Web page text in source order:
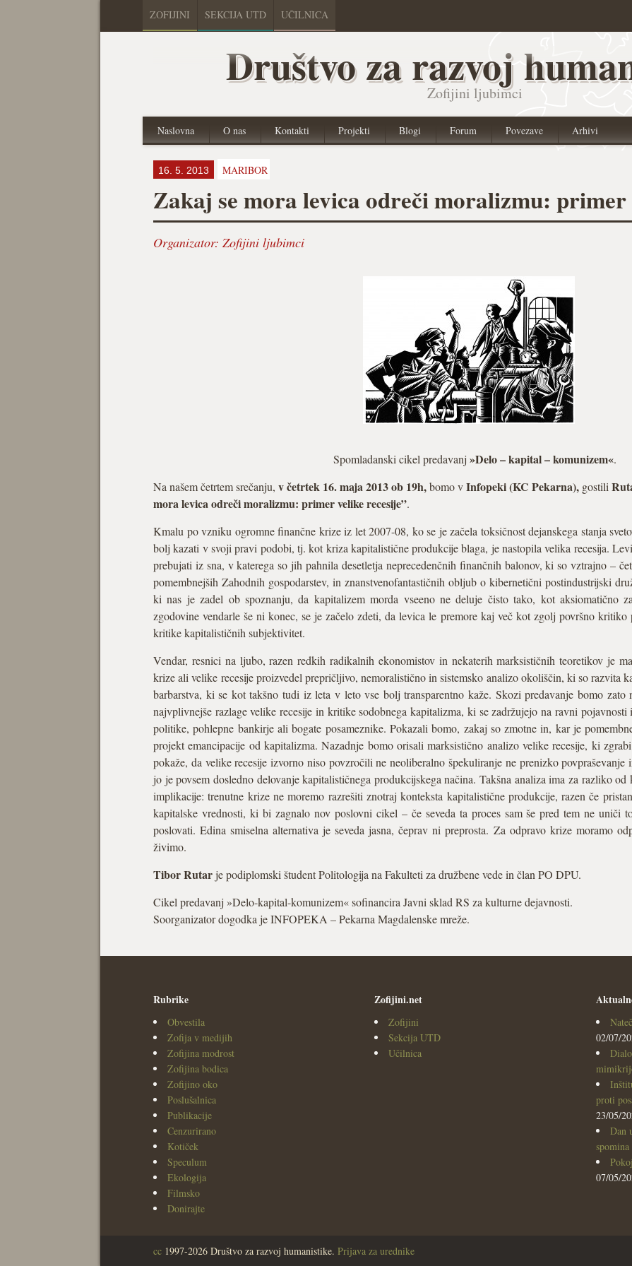
ZOFIJINI SEKCIJA UTD UČILNICA
Društvo za razvoj
Zofijini ljubimci
Naslovna O nas Kontakti Projekti Blogi Forum Povezave Arhivi
16. 5. 2013 MARIBOR
Zakaj se mora levica odreči moralizmu: primer
Organizator: Zofijini ljubimci
Spomladanski cikel predavanj »Delo – kapital – komunizem«.
Na našem četrtem srečanju, v četrtek 16. maja 2013 ob 19h,bomo vInfopeki (KC Pekarna), gostili
mora levica odreči moralizmu: primer velike recesije”.
Kmalu po vzniku ogromne finančne krize iz let 2007-08, ko se je začela toksičnost dejanskega stanja
bolj kazati v svoji pravi podobi, tj. kot kriza kapitalistične produkcije blaga, je nastopila velika recesija.
prebujati iz sna, v katerega so jih pahnila desetletja neprecedenčnih finančnih balonov, ki so vztrajno –
pomembnejših Zahodnih gospodarstev, in znanstvenofantastičnih obljub o kibernetični postindustrijski
ki nas je zadel ob spoznanju, da kapitalizem morda vseeno ne deluje čisto tako, kot aksiomatično
zgodovine vendarle še ni konec, se je začelo zdeti, da levica le premore kaj več kot zgolj površno
kritike kapitalističnih subjektivitet.
Vendar, resnici na ljubo, razen redkih radikalnih ekonomistov in nekaterih marksističnih teoretikov je
krize ali velike recesije proizvedel prepričljivo, nemoralistično in sistemsko analizo okoliščin, ki so razvita
barbarstva, ki se kot takšno tudi iz leta v leto vse bolj transparentno kaže. Skozi predavanje bomo zato
najvplivnejše razlage velike recesije in kritike sodobnega kapitalizma, ki se zadržujejo na ravni
politike, pohlepne bankirje ali bogate posameznike. Pokazali bomo, zakaj so zmotne in, kar je
projekt emancipacije od kapitalizma. Nazadnje bomo orisali marksistično analizo velike recesije, ki
pokaže, da velike recesije izvorno niso povzročili ne neoliberalno špekuliranje ne prenizko
jo je povsem dosledno delovanje kapitalističnega produkcijskega načina. Takšna analiza ima za razliko
implikacije: trenutne krize ne moremo razrešiti znotraj konteksta kapitalistične produkcije, razen če
kapitalske vrednosti, ki bi zagnalo nov poslovni cikel – če seveda ta proces sam še pred tem ne
poslovati. Edina smiselna alternativa je seveda jasna, čeprav ni preprosta. Za odpravo krize moramo
živimo.
Tibor Rutarje podiplomski študent Politologija na Fakulteti za družbene vede in član PO DPU.
Cikel predavanj »Delo-kapital-komunizem« sofinancira Javni sklad RS za kulturne dejavnosti.
Soorganizator dogodka je INFOPEKA – Pekarna Magdalenske mreže.
Rubrike
Obvestila
Zofija v medijih
Zofijina modrost
Zofijina bodica
Zofijino oko
Poslušalnica
Publikacije
Cenzurirano
Kotiček
Speculum
Ekologija
Filmsko
Donirajte
Zofijini.net
Zofijini
Sekcija UTD
Učilnica
02/07/
proti
23/05/
Dan
spomina
07/05/
cc 1997-2026 Društvo za razvoj humanistike. Prijava za urednike